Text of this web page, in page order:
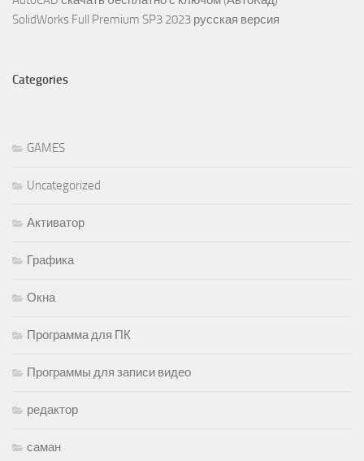
SolidWorks Full Premium SP3 2023 русская версия
Categories
GAMES
Uncategorized
Активатор
Графика
Окна
Программа для ПК
Программы для записи видео
редактор
саман